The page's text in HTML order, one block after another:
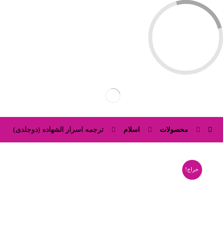
محصولات اسلام ترجمه اسرار الشهاده (دوجلدی)
حراج!